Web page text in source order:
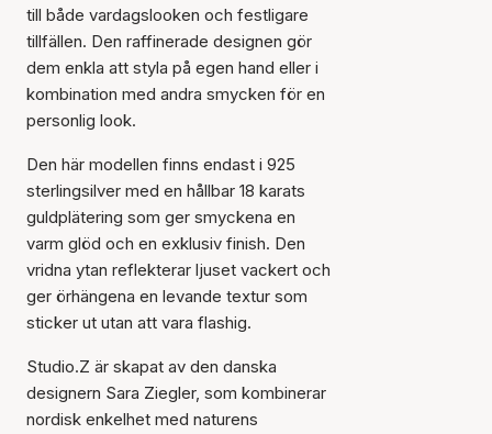
till både vardagslooken och festligare
tillfällen. Den raffinerade designen gör
dem enkla att styla på egen hand eller i
kombination med andra smycken för en
personlig look.
Den här modellen finns endast i 925
sterlingsilver med en hållbar 18 karats
guldplätering som ger smyckena en
varm glöd och en exklusiv finish. Den
vridna ytan reflekterar ljuset vackert och
ger örhängena en levande textur som
sticker ut utan att vara flashig.
Studio.Z är skapat av den danska
designern Sara Ziegler, som kombinerar
nordisk enkelhet med naturens